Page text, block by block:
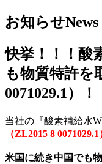
お知らせNews
快挙！！！酸
も物質特許を
0071029.1）！
当社の『酸素補給水
（ZL2015 8 0071029.1
米国に続き中国でも